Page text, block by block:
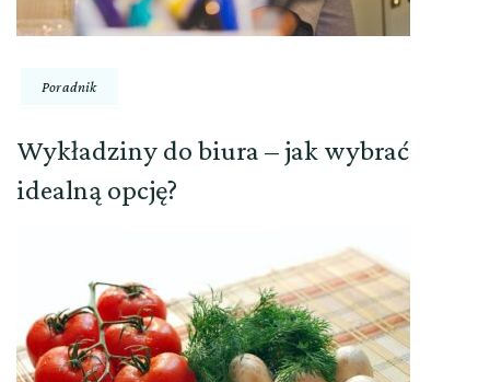
Poradnik
Wykładziny do biura – jak wybrać
idealną opcję?